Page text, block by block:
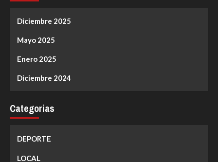
Diciembre 2025
Mayo 2025
Enero 2025
Diciembre 2024
Categorias
DEPORTE
LOCAL